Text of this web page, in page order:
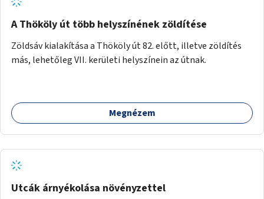
A Thököly út több helyszínének zöldítése
Zöldsáv kialakítása a Thököly út 82. előtt, illetve zöldítés
más, lehetőleg VII. kerületi helyszínein az útnak.
Megnézem
Utcák árnyékolása növényzettel